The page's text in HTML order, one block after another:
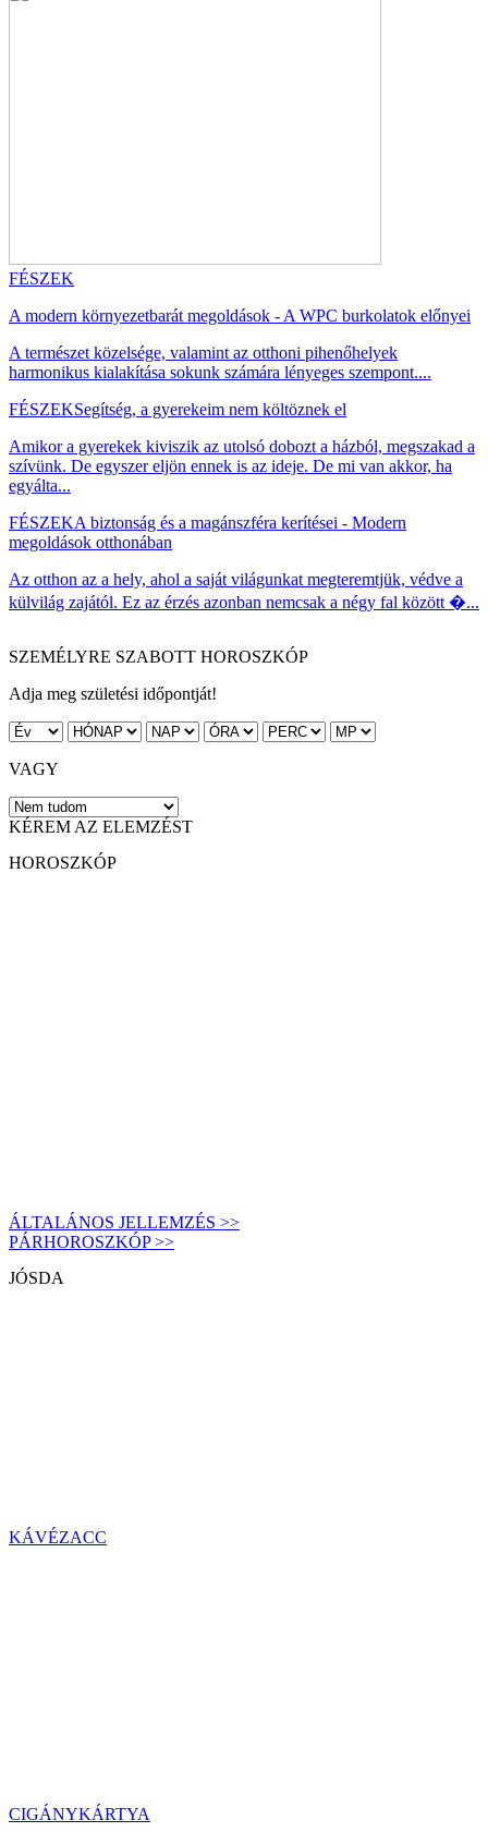
FÉSZEK
A modern környezetbarát megoldások - A WPC burkolatok előnyei
A természet közelsége, valamint az otthoni pihenőhelyek
harmonikus kialakítása sokunk számára lényeges szempont....
FÉSZEKSegítség, a gyerekeim nem költöznek el
Amikor a gyerekek kiviszik az utolsó dobozt a házból, megszakad a
szívünk. De egyszer eljön ennek is az ideje. De mi van akkor, ha
egyálta...
FÉSZEKA biztonság és a magánszféra kerítései - Modern
megoldások otthonában
Az otthon az a hely, ahol a saját világunkat megteremtjük, védve a
külvilág zajától. Ez az érzés azonban nemcsak a négy fal között �...
SZEMÉLYRE SZABOTT HOROSZKÓP
Adja meg születési időpontját!
VAGY
KÉREM AZ ELEMZÉST
HOROSZKÓP
ÁLTALÁNOS JELLEMZÉS >>
PÁRHOROSZKÓP >>
JÓSDA
KÁVÉZACC
CIGÁNYKÁRTYA